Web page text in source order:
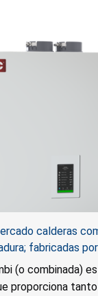
calderas
fabricadas
(o combinada)
proporciona